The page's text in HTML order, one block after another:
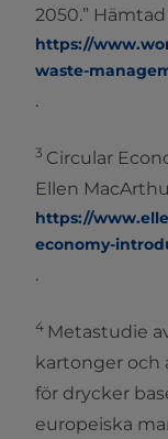
2050.”
https://
waste-
.
3 Circular
Ellen
https://
economy-
.
4 Metastudie
kartonger och
för drycker
europeiska